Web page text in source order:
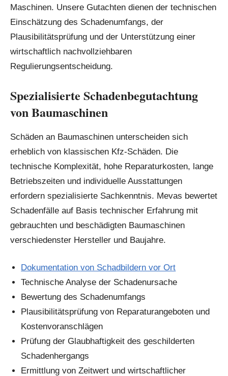
Maschinen. Unsere Gutachten dienen der technischen
Einschätzung des Schadenumfangs, der
Plausibilitätsprüfung und der Unterstützung einer
wirtschaftlich nachvollziehbaren
Regulierungsentscheidung.
Spezialisierte Schadenbegutachtung
von Baumaschinen
Schäden an Baumaschinen unterscheiden sich
erheblich von klassischen Kfz-Schäden. Die
technische Komplexität, hohe Reparaturkosten, lange
Betriebszeiten und individuelle Ausstattungen
erfordern spezialisierte Sachkenntnis. Mevas bewertet
Schadenfälle auf Basis technischer Erfahrung mit
gebrauchten und beschädigten Baumaschinen
verschiedenster Hersteller und Baujahre.
Dokumentation von Schadbildern vor Ort
Technische Analyse der Schadenursache
Bewertung des Schadenumfangs
Plausibilitätsprüfung von Reparaturangeboten und
Kostenvoranschlägen
Prüfung der Glaubhaftigkeit des geschilderten
Schadenhergangs
Ermittlung von Zeitwert und wirtschaftlicher